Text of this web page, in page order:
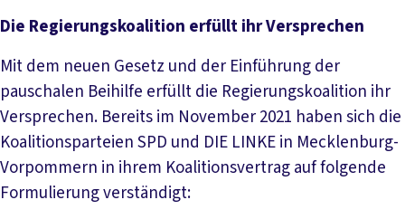
Die Regierungskoalition erfüllt ihr Versprechen
Mit dem neuen Gesetz und der Einführung der
pauschalen Beihilfe erfüllt die Regierungskoalition ihr
Versprechen. Bereits im November 2021 haben sich die
Koalitionsparteien SPD und DIE LINKE in Mecklenburg-
Vorpommern in ihrem Koalitionsvertrag auf folgende
Formulierung verständigt: